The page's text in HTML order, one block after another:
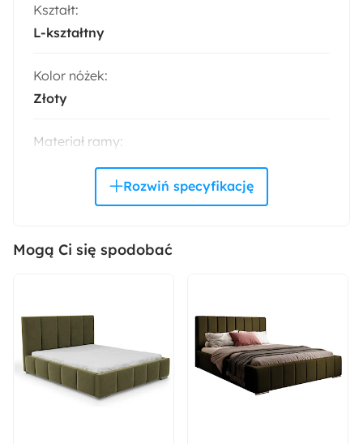
Kształt:
L-kształtny
Kolor nóżek:
Złoty
Materiał ramy:
Płyta wiórowa
Materiał nóżek:
Materiał oparcia:
Pianka poliuretanowa
Tkanina
Materiał siedziska:
Mogą Ci się spodobać